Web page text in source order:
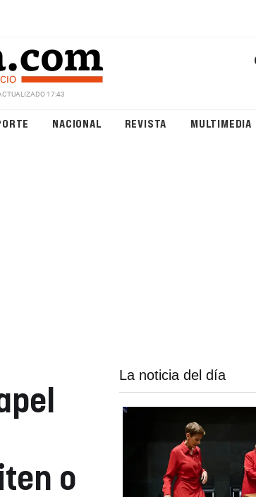
17:43
NACIONAL REVISTA MULTIMEDIA
o
La noticia del día